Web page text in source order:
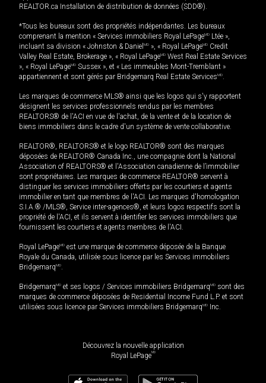
REALTOR.ca Installation de distribution de données (SDD®).
*Tous les bureaux sont des propriétés indépendantes. Les bureaux
comprenant la mention « Services immobiliers Royal LePageMD Ltée »,
incluant sa division « Johnston & Daniel MD », « Royal LePageMD Credit
Valley Real Estate, Brokerage », « Royal LePageMD West Real Estate Services
», « Royal LePageMD Sussex », et « Les immeubles Mont-Tremblant »
appartiennent et sont gérés par Bridgemarq Real Estate ServicesMD
Les marques de commerce MLS® ainsi que les logos qui s'y rapportent
désignent les services professionnels rendus par les membres
REALTORS® de l'ACI en vue de l'achat, de la vente et de la location de
biens immobiliers dans le cadre d'un système de vente collaborative.
REALTOR®, REALTORS® et le logo REALTOR® sont des marques
déposées de REALTOR® Canada Inc., une compagnie dont la National
Association of REALTORS® et l'Association canadienne de l’immobilier
sont propriétaires. Les marques de commerce REALTOR® servent à
distinguer les services immobiliers offerts par les courtiers et agents
immobilier en tant que membres de l'ACI. Les marques d'homologation
S.I.A.® /MLS®, Service inter-agences®, et leurs logos respectifs sont la
propriété de l'ACI, et ils servent à identifier les services immobiliers que
fournissent les courtiers et agents membres de l'ACI.
Royal LePageMD est une marque de commerce déposée de la Banque
Royale du Canada, utilisée sous licence par les Services immobiliers
BridgemarqMD
BridgemarqMD et ses logos / Services immobiliers BridgemarqMD sont des
marques de commerce déposées de Residential Income Fund L.P. et sont
utilisées sous licence par Services immobiliers BridgemarqMD Inc.
Découvrez la nouvelle application
Royal LePageMD